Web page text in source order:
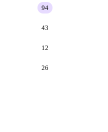
94
43
12
26